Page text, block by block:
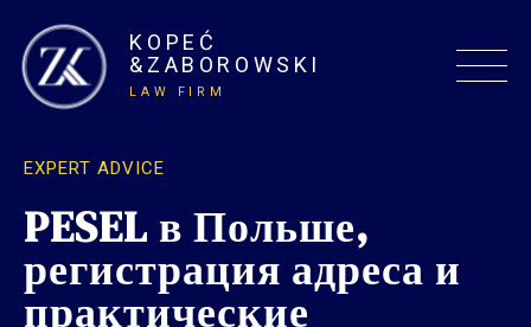
KOPEĆ
&ZABOROWSKI
LAW FIRM
EXPERT ADVICE
PESEL в Польше,
регистрация адреса и
практические